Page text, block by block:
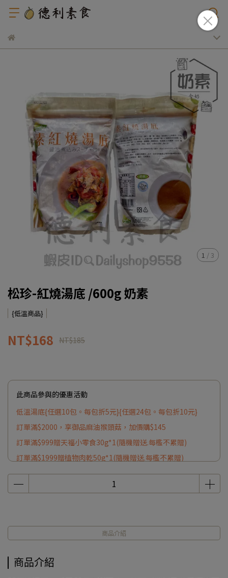
1 / 3
松珍-紅燒湯底 /600g 奶素
{低溫商品}
NT$168 NT$185
此商品參與的優惠活動
低溫湯底{任選10包。每包折5元}{任選24包。每包折10元}
訂單滿$2000，享御品麻油猴頭菇，加價購$145
訂單滿$999贈天福小零食30g*1(隨機贈送.每檻不累贈)
訂單滿$1999贈植物肉乾50g*1(隨機贈送.每檻不累贈)
商品介紹
商品介紹